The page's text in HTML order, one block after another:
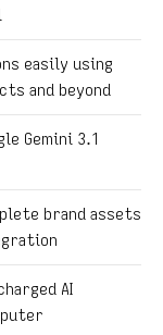
easily using
and beyond
Gemini 3.1
brand assets
AI